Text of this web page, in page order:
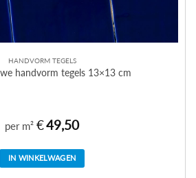
HANDVORM TEGELS
handvorm tegels 13×13 cm
per m² €49,50
IN WINKELWAGEN